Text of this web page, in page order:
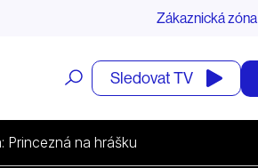
Zákaznická zóna
Otevřít
vyhledávání
Sledovat TV
Princezná na hrášku